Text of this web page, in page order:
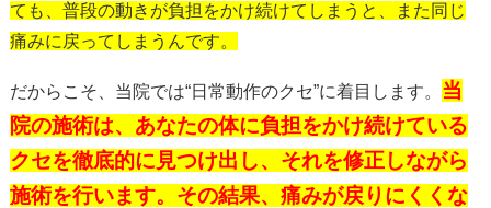
ても、普段の動きが負担をかけ続けてしまうと、また同じ
痛みに戻ってしまうんです。
だからこそ、当院では“日常動作のクセ”に着目します。 当
院の施術は、あなたの体に負担をかけ続けている
クセを徹底的に見つけ出し、それを修正しながら
施術を行います。その結果、痛みが戻りにくくな